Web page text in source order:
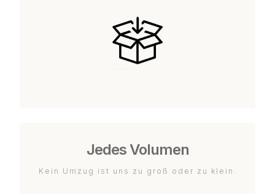
Jedes Volumen
Kein Umzug ist uns zu groß oder zu klein.